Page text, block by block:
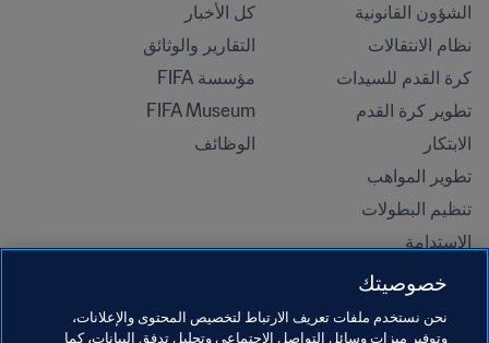
الشؤون القانونية
نظام الانتقالات
كرة القدم للسيدات
تطوير كرة القدم
الابتكار
تطوير المواهب
تنظيم البطولات
الاستدامة
حقوق الإنسان ومناهضة التمييز
كل الأخبار
التقارير والوثائق
مؤسسة FIFA
FIFA Museum
الوظائف
خصوصيتك
نحن نستخدم ملفات تعريف الارتباط لتخصيص المحتوى والإعلانات،
وتوفير ميزات وسائل التواصل الاجتماعي وتحليل تدفق البيانات، كما